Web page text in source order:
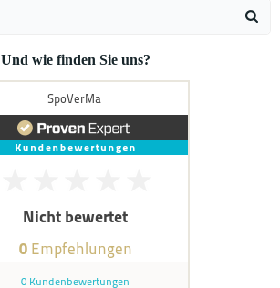
Und wie finden Sie uns?